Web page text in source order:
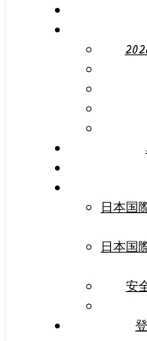
日本国
日本国
安